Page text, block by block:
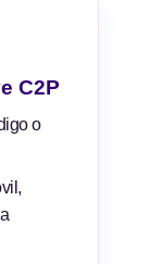
C2P
o